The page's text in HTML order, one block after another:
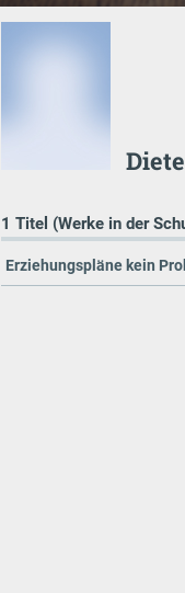
1 Titel (Werke in der
Erziehungspläne kein